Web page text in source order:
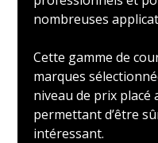
nombreuses
Cette gamme de
marques
niveau de prix placé
permettant d’être
intéressant.